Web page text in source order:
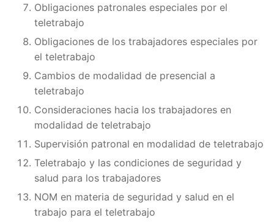
Obligaciones patronales especiales por el
teletrabajo
Obligaciones de los trabajadores especiales por
el teletrabajo
Cambios de modalidad de presencial a
teletrabajo
Consideraciones hacia los trabajadores en
modalidad de teletrabajo
Supervisión patronal en modalidad de teletrabajo
Teletrabajo y las condiciones de seguridad y
salud para los trabajadores
NOM en materia de seguridad y salud en el
trabajo para el teletrabajo